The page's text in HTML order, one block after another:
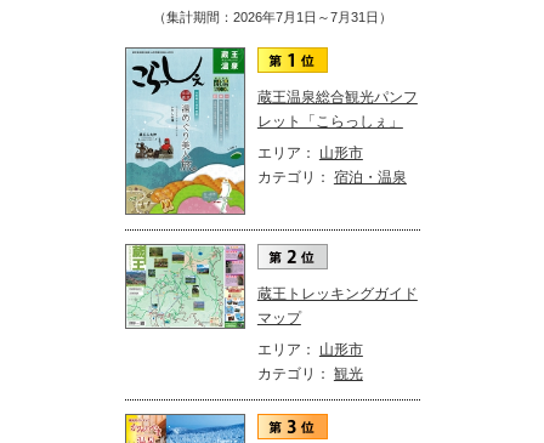
（集計期間：2026年7月1日～7月31日）
蔵王温泉総合観光パンフ
レット「こらっしぇ」
エリア： 山形市
カテゴリ： 宿泊・温泉
蔵王トレッキングガイド
マップ
エリア： 山形市
カテゴリ： 観光